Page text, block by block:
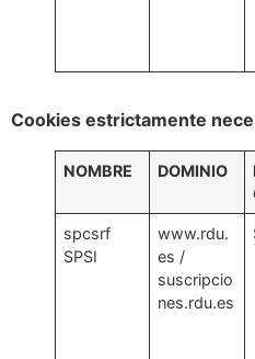
Cookies estrictamente
NOMBRE DOMINIO
spcsrf
SPSI
www.rdu.
es /
suscripcio
nes.rdu.es